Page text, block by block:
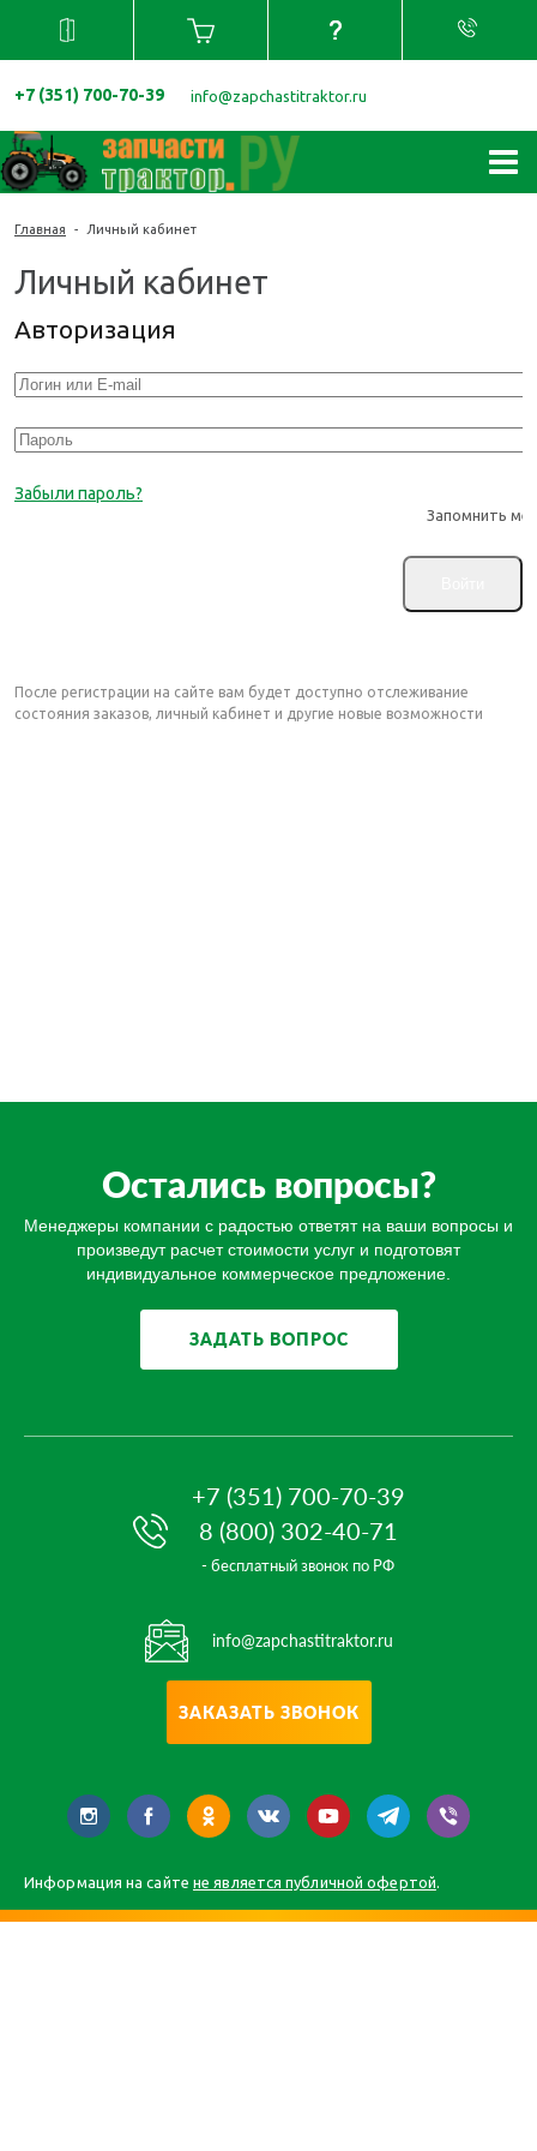
+7 (351) 700-70-39 info@zapchastitraktor.ru
Главная - Личный кабинет
Личный кабинет
Авторизация
Забыли пароль?
Запомнить
После регистрации на сайте вам будет доступно отслеживание
состояния заказов, личный кабинет и другие новые возможности
Остались вопросы?
Менеджеры компании с радостью ответят на ваши вопросы и
произведут расчет стоимости услуг и подготовят
индивидуальное коммерческое предложение.
ЗАДАТЬ ВОПРОС
+7 (351) 700-70-39
8 (800) 302-40-71
- бесплатный звонок по РФ
info@zapchastitraktor.ru
ЗАКАЗАТЬ ЗВОНОК
Информация на сайте не является публичной офертой.